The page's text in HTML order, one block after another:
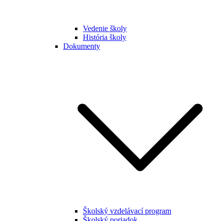
Vedenie školy
História školy
Dokumenty
Školský vzdelávací program